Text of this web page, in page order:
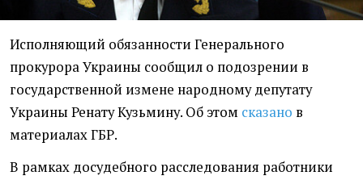
Исполняющий обязанности Генерального
прокурора Украины сообщил о подозрении в
государственной измене народному депутату
Украины Ренату Кузьмину. Об этом сказано в
материалах ГБР.
В рамках досудебного расследования работники